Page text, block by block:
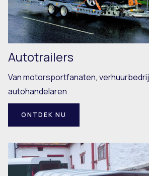
Autotrailers
Van motorsportfanaten,
autohandelaren
ONTDEK NU